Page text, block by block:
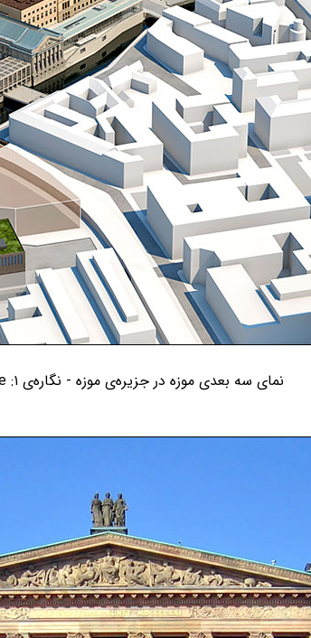
نمای سه بعدی موزه در جزیره‌ی موزه - نگاره‌ی ۱: Detail.de